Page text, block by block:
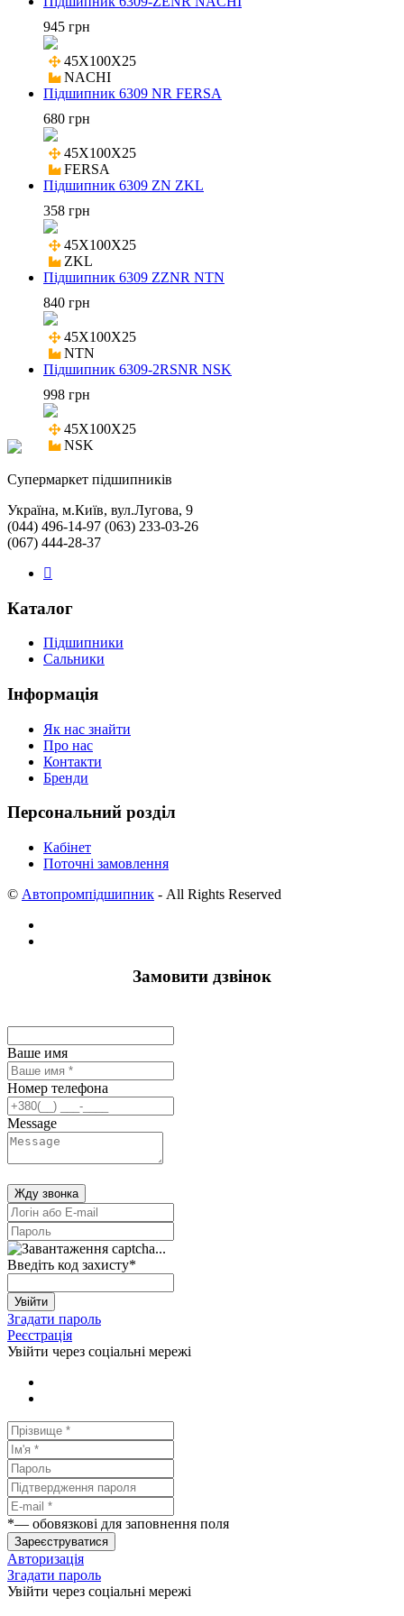
945 грн
45X100X25
NACHI
Підшипник 6309 NR FERSA
680 грн
45X100X25
FERSA
Підшипник 6309 ZN ZKL
358 грн
45X100X25
ZKL
Підшипник 6309 ZZNR NTN
840 грн
45X100X25
NTN
Підшипник 6309-2RSNR NSK
998 грн
45X100X25
NSK
Cупермаркет підшипників
Україна, м.Київ, вул.Лугова, 9
(044) 496-14-97 (063) 233-03-26
(067) 444-28-37
Каталог
Підшипники
Сальники
Інформація
Як нас знайти
Про нас
Контакти
Бренди
Персональний розділ
Кабінет
Поточні замовлення
© Автопромпідшипник - All Rights Reserved
Замовити дзвінок
Ваше имя
Номер телефона
Message
Жду звонка
Введіть код захисту*
Увійти
Згадати пароль
Реєстрація
Увійти через соціальні мережі
*— обовязкові для заповнення поля
Зареєструватися
Авторизація
Згадати пароль
Увійти через соціальні мережі